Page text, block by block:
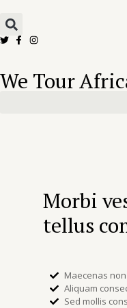
We Tour
Morbi
tellus
Maecenas
Aliquam
Sed mollis